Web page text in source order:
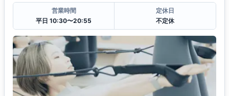
営業時間
平日 10:30〜20:55
定休日
不定休